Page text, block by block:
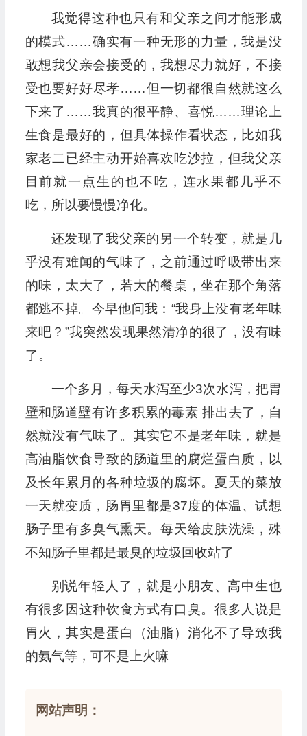
我觉得这种也只有和父亲之间才能形成
的模式……确实有一种无形的力量，我是没
敢想我父亲会接受的，我想尽力就好，不接
受也要好好尽孝……但一切都很自然就这么
下来了……我真的很平静、喜悦……理论上
生食是最好的，但具体操作看状态，比如我
家老二已经主动开始喜欢吃沙拉，但我父亲
目前就一点生的也不吃，连水果都几乎不
吃，所以要慢慢净化。
还发现了我父亲的另一个转变，就是几
乎没有难闻的气味了，之前通过呼吸带出来
的味，太大了，若大的餐桌，坐在那个角落
都逃不掉。今早他问我：“我身上没有老年味
来吧？”我突然发现果然清净的很了，没有味
了。
一个多月，每天水泻至少3次水泻，把胃
壁和肠道壁有许多积累的毒素 排出去了，自
然就没有气味了。其实它不是老年味，就是
高油脂饮食导致的肠道里的腐烂蛋白质，以
及长年累月的各种垃圾的腐坏。夏天的菜放
一天就变质，肠胃里都是37度的体温、试想
肠子里有多臭气熏天。每天给皮肤洗澡，殊
不知肠子里都是最臭的垃圾回收站了
别说年轻人了，就是小朋友、高中生也
有很多因这种饮食方式有口臭。很多人说是
胃火，其实是蛋白（油脂）消化不了导致我
的氨气等，可不是上火嘛
网站声明：